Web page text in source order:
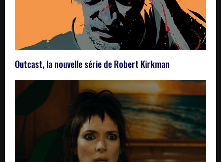
Outcast, la nouvelle série de Robert Kirkman